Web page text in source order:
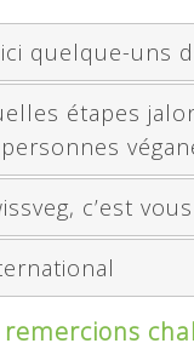
quelque-uns
étapes
c’est
remercions